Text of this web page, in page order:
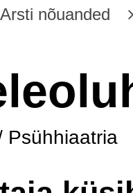
Arsti nõuanded
Psühhiaatria